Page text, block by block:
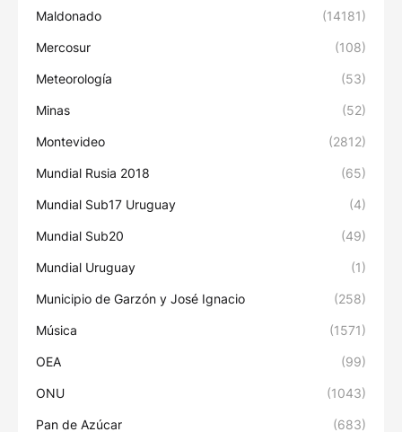
Maldonado (14181)
Mercosur (108)
Meteorología (53)
Minas (52)
Montevideo (2812)
Mundial Rusia 2018 (65)
Mundial Sub17 Uruguay (4)
Mundial Sub20 (49)
Mundial Uruguay (1)
Municipio de Garzón y José Ignacio (258)
Música (1571)
OEA (99)
ONU (1043)
Pan de Azúcar (683)